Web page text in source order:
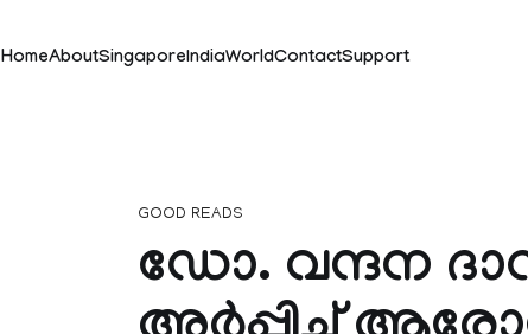
HomeAboutSingaporeIndiaWorldContactSupport
GOOD READS
ഡോ. വന്ദന